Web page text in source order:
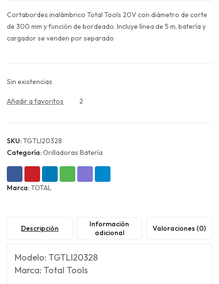
original
era:
$61.990.
actual
es:
$46.493.
Cortabordes inalámbrico Total Tools 20V con diámetro de corte
de 300 mm y función de bordeado. Incluye línea de 5 m, batería y
cargador se venden por separado
Sin existencias
Añadir a favoritos 2
SKU:TGTLI20328
Categoría:Orilladoras Batería
Marca:TOTAL
Descripción
Información
adicional
Valoraciones (0)
Modelo: TGTLI20328
Marca: Total Tools